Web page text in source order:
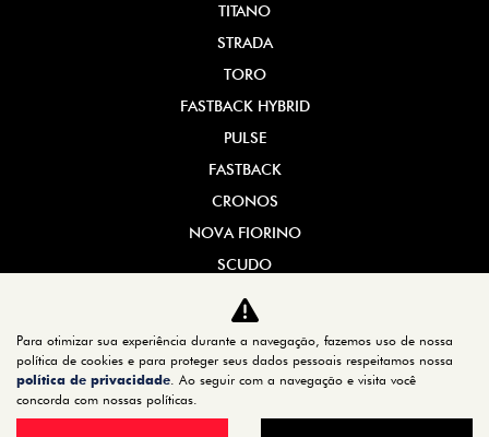
TITANO
STRADA
TORO
FASTBACK HYBRID
PULSE
FASTBACK
CRONOS
NOVA FIORINO
SCUDO
NOVO DUCATO
MOBI
ARGO
Para otimizar sua experiência durante a navegação, fazemos uso de nossa
política de cookies e para proteger seus dados pessoais respeitamos nossa
política de privacidade. Ao seguir com a navegação e visita você
concorda com nossas políticas.